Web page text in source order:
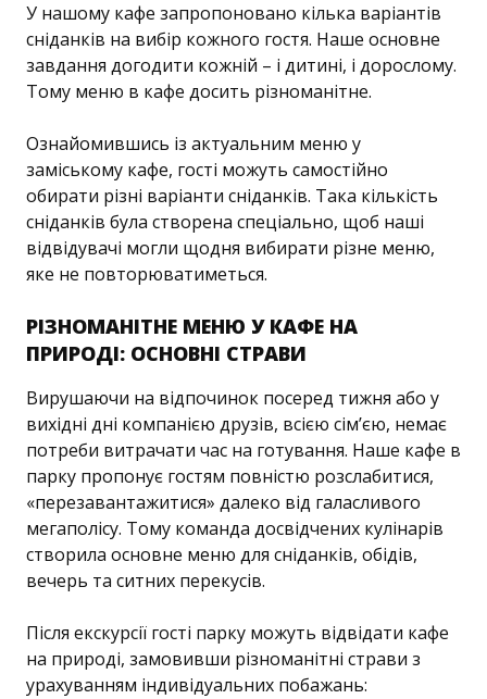
У нашому кафе запропоновано кілька варіантів
сніданків на вибір кожного гостя. Наше основне
завдання догодити кожній – і дитині, і дорослому.
Тому меню в кафе досить різноманітне.
Ознайомившись із актуальним меню у
заміському кафе, гості можуть самостійно
обирати різні варіанти сніданків. Така кількість
сніданків була створена спеціально, щоб наші
відвідувачі могли щодня вибирати різне меню,
яке не повторюватиметься.
РІЗНОМАНІТНЕ МЕНЮ У КАФЕ НА
ПРИРОДІ: ОСНОВНІ СТРАВИ
Вирушаючи на відпочинок посеред тижня або у
вихідні дні компанією друзів, всією сім’єю, немає
потреби витрачати час на готування. Наше кафе в
парку пропонує гостям повністю розслабитися,
«перезавантажитися» далеко від галасливого
мегаполісу. Тому команда досвідчених кулінарів
створила основне меню для сніданків, обідів,
вечерь та ситних перекусів.
Після екскурсії гості парку можуть відвідати кафе
на природі, замовивши різноманітні страви з
урахуванням індивідуальних побажань: